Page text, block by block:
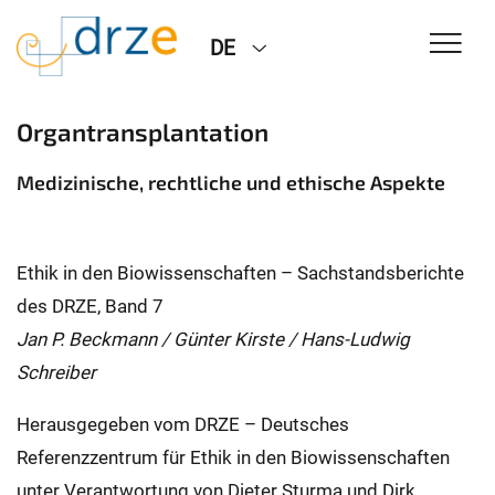
DE
Organtransplantation
Medizinische, rechtliche und ethische Aspekte
Ethik in den Biowissenschaften – Sachstandsberichte
des DRZE, Band 7
Jan P. Beckmann / Günter Kirste / Hans-Ludwig
Schreiber
Herausgegeben vom DRZE – Deutsches
Referenzzentrum für Ethik in den Biowissenschaften
unter Verantwortung von Dieter Sturma und Dirk